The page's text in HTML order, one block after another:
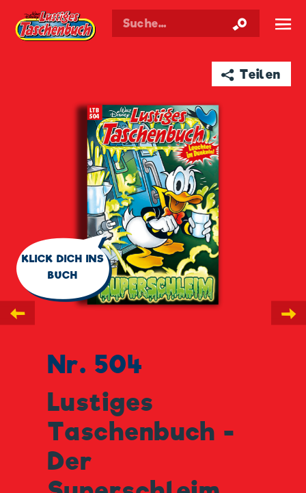
Walt Disneys Taschenbuch ☰
➦ Teilen
←
🗨
KLICK DICH INS
BUCH
Nr. 504
Lustiges
Taschenbuch -
Der
→